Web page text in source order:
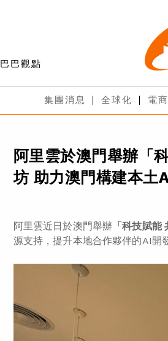
巴巴觀點
集團消息 全球化 電商
阿里雲於澳門舉辦「
坊 助力澳門構建本土
阿里雲近日於澳門舉辦 「科技賦能
源支持，提升本地合作夥伴的AI開